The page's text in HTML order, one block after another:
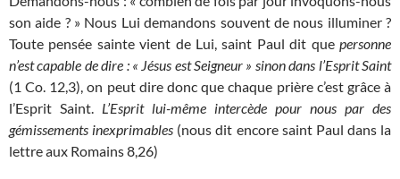
son aide ? » Nous Lui demandons souvent de nous illuminer ?
Toute pensée sainte vient de Lui, saint Paul dit que personne
n’est capable de dire : « Jésus est Seigneur » sinon dans l’Esprit Saint
(1 Co. 12,3), on peut dire donc que chaque prière c’est grâce à
l’Esprit Saint. L’Esprit lui-même intercède pour nous par des
gémissements inexprimables (nous dit encore saint Paul dans la
lettre aux Romains 8,26)